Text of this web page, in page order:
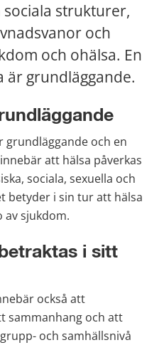
strukturer,
och
och ohälsa. En
är grundläggande.
grundläggande och en
att hälsa påverkas
sociala, sexuella och
betyder i sin tur att hälsa
av sjukdom.
i sitt
också att
sammanhang och att
och samhällsnivå